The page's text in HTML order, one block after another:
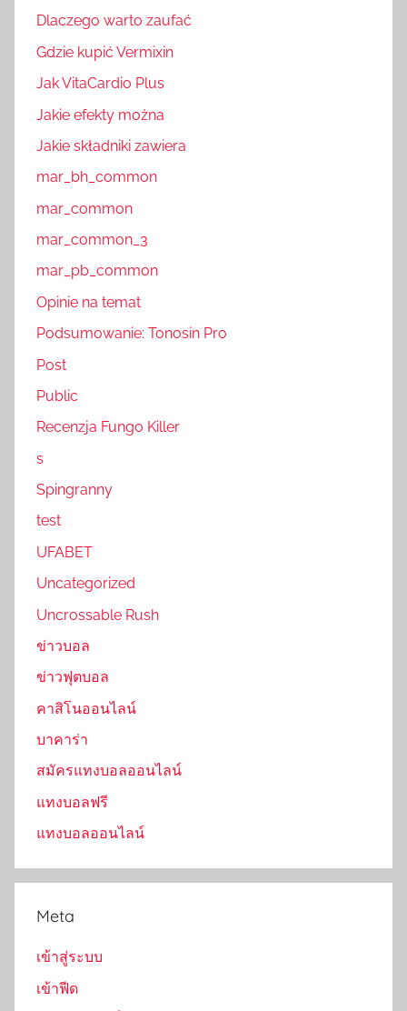
Dlaczego warto zaufać
Gdzie kupić Vermixin
Jak VitaCardio Plus
Jakie efekty można
Jakie składniki zawiera
mar_bh_common
mar_common
mar_common_3
mar_pb_common
Opinie na temat
Podsumowanie: Tonosin Pro
Post
Public
Recenzja Fungo Killer
s
Spingranny
test
UFABET
Uncategorized
Uncrossable Rush
ข่าวบอล
ข่าวฟุตบอล
คาสิโนออนไลน์
บาคาร่า
สมัครแทงบอลออนไลน์
แทงบอลฟรี
แทงบอลออนไลน์
Meta
เข้าสู่ระบบ
เข้าฟีด